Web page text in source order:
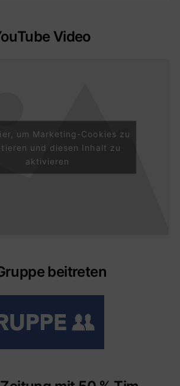
Video
um Marketing-Cookies zu
und diesen Inhalt zu
aktivieren
beitreten